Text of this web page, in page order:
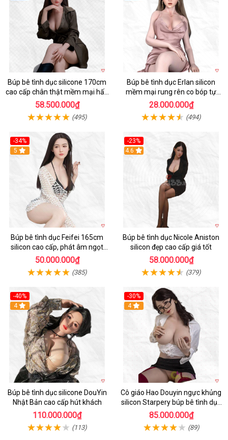
Búp bê tình dục silicone 170cm
cao cấp chân thật mềm mại hấp
dẫn
58.500.000₫
(495)
Búp bê tình dục Erlan silicon
mềm mại rung rên co bóp tự
động
28.000.000₫
(494)
-34%
5
Búp bê tình dục Feifei 165cm
silicon cao cấp, phát âm ngọt
ngào, chân thực
50.000.000₫
(385)
-23%
4.6
Búp bê tình dục Nicole Aniston
silicon đẹp cao cấp giá tốt
58.000.000₫
(379)
-40%
4
Búp bê tình dục silicone DouYin
Nhật Bản cao cấp hút khách
110.000.000₫
(113)
-30%
4
Cô giáo Hao Douyin ngực khủng
silicon Starpery búp bê tình dục
cao cấp 172cm
85.000.000₫
(89)